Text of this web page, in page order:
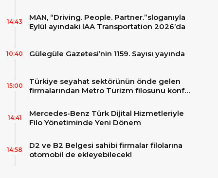
MAN, “Driving. People. Partner.”sloganıyla
Eylül ayındaki IAA Transportation 2026’da
14:43
Gülegüle Gazetesi’nin 1159. Sayısı yayında
10:40
Türkiye seyahat sektörünün önde gelen
firmalarından Metro Turizm filosunu konfor
MAN Skyliner ile güçlendirdi!
15:00
Mercedes-Benz Türk Dijital Hizmetleriyle
Filo Yönetiminde Yeni Dönem
14:41
D2 ve B2 Belgesi sahibi firmalar filolarına
otomobil de ekleyebilecek!
14:58